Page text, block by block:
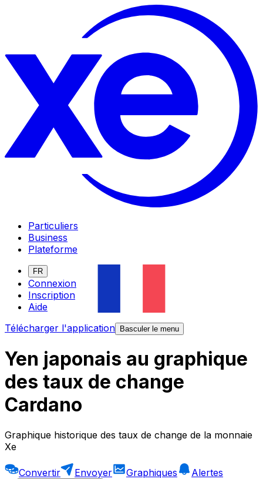
Particuliers
Business
Plateforme
FR
Connexion
Inscription
Aide
Télécharger l'application
Basculer le menu
Yen japonais au graphique
des taux de change
Cardano
Graphique historique des taux de change de la monnaie
Xe
Convertir Envoyer Graphiques
Alertes